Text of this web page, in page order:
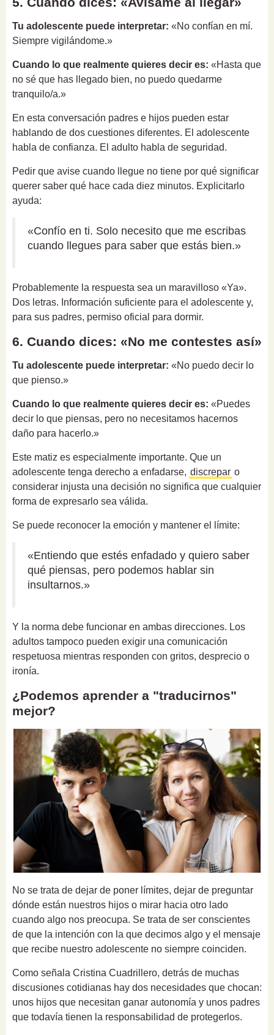
Tu adolescente puede interpretar: «No confían en mí.
Siempre vigilándome.»
Cuando lo que realmente quieres decir es: «Hasta que
no sé que has llegado bien, no puedo quedarme
tranquilo/a.»
En esta conversación padres e hijos pueden estar
hablando de dos cuestiones diferentes. El adolescente
habla de confianza. El adulto habla de seguridad.
Pedir que avise cuando llegue no tiene por qué significar
querer saber qué hace cada diez minutos. Explicitarlo
ayuda:
«Confío en ti. Solo necesito que me escribas
cuando llegues para saber que estás bien.»
Probablemente la respuesta sea un maravilloso «Ya».
Dos letras. Información suficiente para el adolescente y,
para sus padres, permiso oficial para dormir.
6. Cuando dices: «No me contestes así»
Tu adolescente puede interpretar: «No puedo decir lo
que pienso.»
Cuando lo que realmente quieres decir es: «Puedes
decir lo que piensas, pero no necesitamos hacernos
daño para hacerlo.»
Este matiz es especialmente importante. Que un
adolescente tenga derecho a enfadarse, discrepar o
considerar injusta una decisión no significa que cualquier
forma de expresarlo sea válida.
Se puede reconocer la emoción y mantener el límite:
«Entiendo que estés enfadado y quiero saber
qué piensas, pero podemos hablar sin
insultarnos.»
Y la norma debe funcionar en ambas direcciones. Los
adultos tampoco pueden exigir una comunicación
respetuosa mientras responden con gritos, desprecio o
ironía.
¿Podemos aprender a "traducirnos"
mejor?
No se trata de dejar de poner límites, dejar de preguntar
dónde están nuestros hijos o mirar hacia otro lado
cuando algo nos preocupa. Se trata de ser conscientes
de que la intención con la que decimos algo y el mensaje
que recibe nuestro adolescente no siempre coinciden.
Como señala Cristina Cuadrillero, detrás de muchas
discusiones cotidianas hay dos necesidades que chocan:
unos hijos que necesitan ganar autonomía y unos padres
que todavía tienen la responsabilidad de protegerlos.